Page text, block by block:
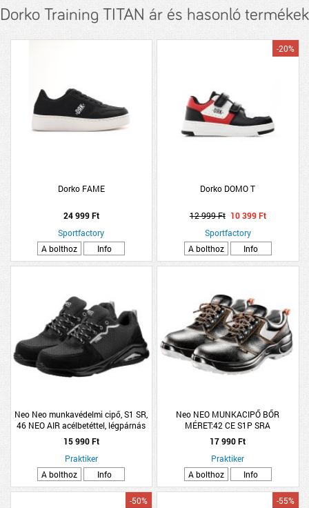
Dorko Training TITAN ár és hasonló termékek
Dorko FAME
24 999 Ft
Sportfactory
A bolthoz
Info
Dorko DOMO T
-20%
12 999 Ft 10 399 Ft
Sportfactory
A bolthoz
Info
Neo Neo munkavédelmi cipő, S1 SR,
46 NEO AIR acélbetéttel, légpárnás
talppal
15 990 Ft
Praktiker
A bolthoz
Info
Neo NEO MUNKACIPŐ BŐR
MÉRET:42 CE S1P SRA
17 990 Ft
Praktiker
A bolthoz
Info
-50% -55%